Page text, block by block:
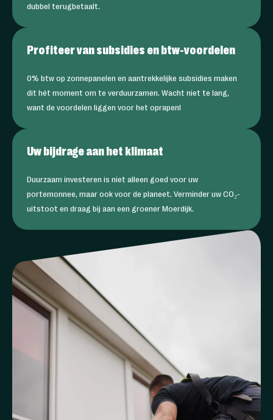
dubbel terugbetaalt.
Profiteer van subsidies en btw-voordelen
0% btw op zonnepanelen en aantrekkelijke subsidies maken
dit hét moment om te verduurzamen. Wacht niet te lang,
want de voordelen liggen voor het oprapen!
Uw bijdrage aan het klimaat
Duurzaam investeren is niet alleen goed voor uw
portemonnee, maar ook voor de planeet. Verminder uw CO₂-
uitstoot en draag bij aan een groener Moerdijk.